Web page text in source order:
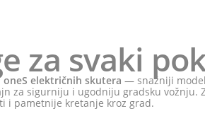
za svaki
oneS električnih skutera — snažniji
za sigurniju i ugodniju gradsku vožnju.
i pametnije kretanje kroz grad.